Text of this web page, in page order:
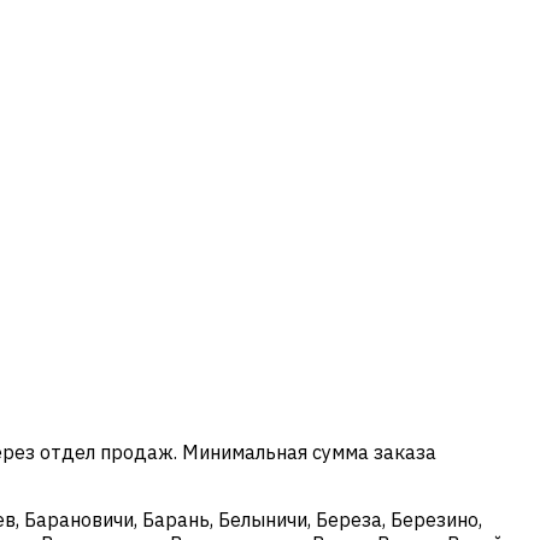
отдел продаж. Минимальная сумма заказа
Барановичи, Барань, Белыничи, Береза, Березино,